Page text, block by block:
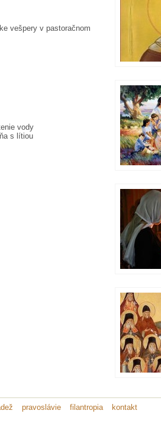
vešpery v pastoračnom
vody
s lítiou
pravoslávie filantropia kontakt